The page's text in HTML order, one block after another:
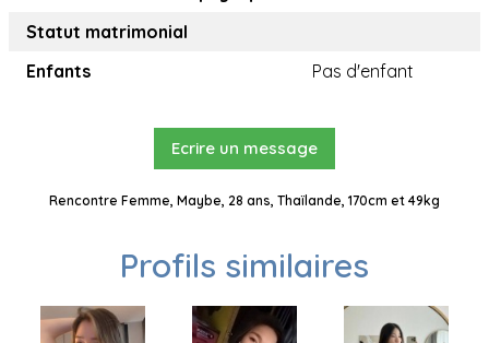
Statut matrimonial
Enfants
Pas d'enfant
Ecrire un message
Rencontre Femme, Maybe, 28 ans, Thaïlande, 170cm et 49kg
Profils similaires